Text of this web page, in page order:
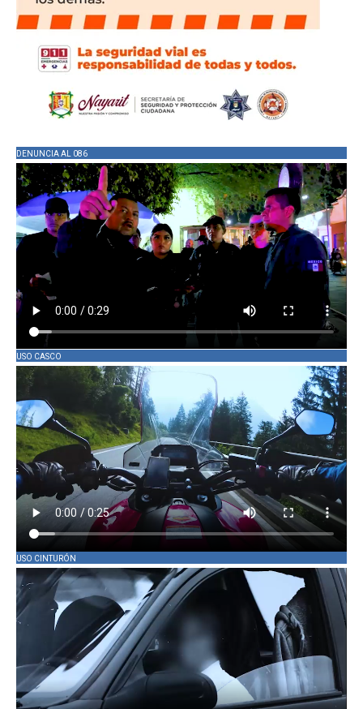
DENUNCIA AL 086
USO CASCO
USO CINTURÓN